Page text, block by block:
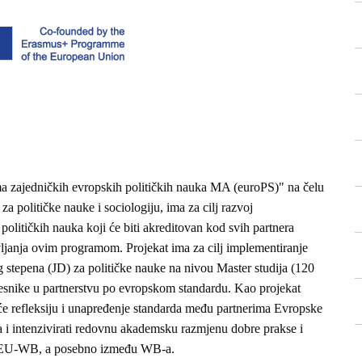
zajedničkih evropskih političkih nauka MA (euroPS)" na čelu
političke nauke i sociologiju, ima za cilj razvoj
nauka koji će biti akreditovan kod svih partnera
ovim programom. Projekat ima za cilj implementiranje
(JD) za političke nauke na nivou Master studija (120
u partnerstvu po evropskom standardu. Kao projekat
refleksiju i unapređenje standarda među partnerima Evropske
intenzivirati redovnu akademsku razmjenu dobre prakse i
WB, a posebno između WB-a.